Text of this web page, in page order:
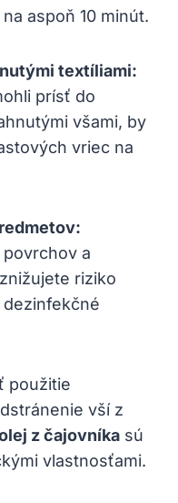
aspoň 10 minút.
textíliami:
prísť do
všami, by
vriec na
a
riziko
použitie
vší z
z čajovníka sú
vlastnosťami.